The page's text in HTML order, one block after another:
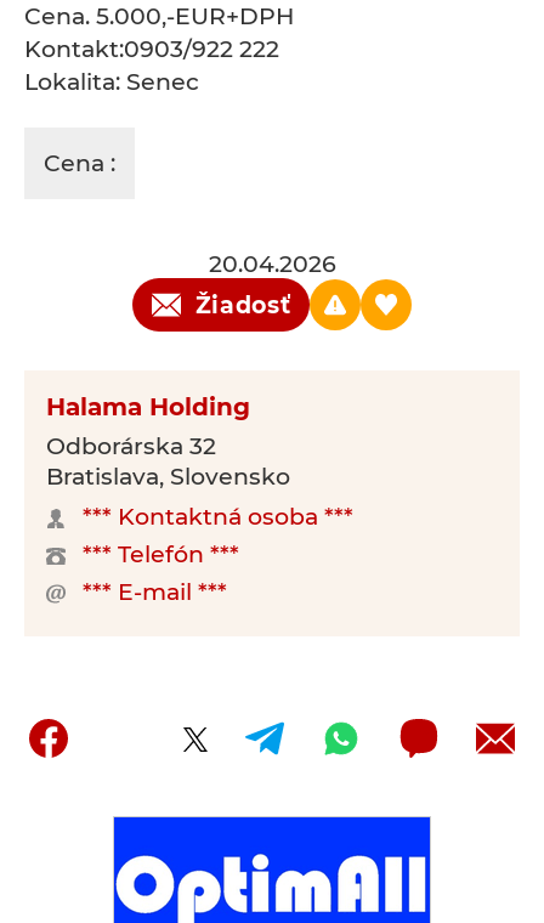
Cena. 5.000,-EUR+DPH
Kontakt:0903/922 222
Lokalita: Senec
Cena :
20.04.2026
Žiadosť
Halama Holding
Odborárska 32
Bratislava, Slovensko
*** Kontaktná osoba ***
*** Telefón ***
*** E-mail ***